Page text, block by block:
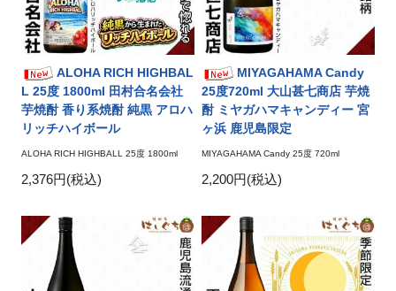
ALOHA RICH HIGHBAL
L 25度 1800ml 田村合名会社
芋焼酎 香り系焼酎 純黒 アロハ
リッチハイボール
ALOHA RICH HIGHBALL 25度 1800ml
2,376円(税込)
MIYAGAHAMA Candy
25度720ml 大山甚七商店 芋焼
酎 ミヤガハマキャンディー 宮
ヶ浜 鹿児島限定
MIYAGAHAMA Candy 25度 720ml
2,200円(税込)